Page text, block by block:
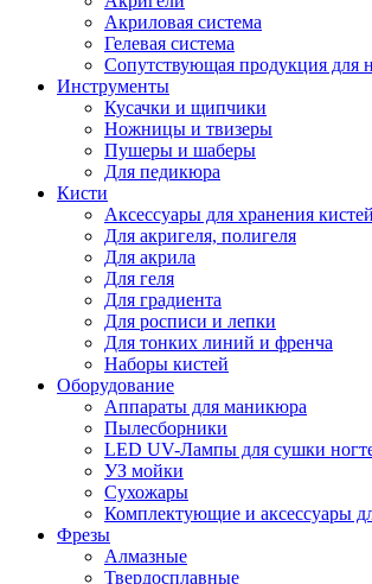
Акриловая система
Гелевая система
Сопутствующая продукция для
Инструменты
Кусачки и щипчики
Ножницы и твизеры
Пушеры и шаберы
Для педикюра
Кисти
Аксессуары для хранения кистей
Для акригеля, полигеля
Для акрила
Для геля
Для градиента
Для росписи и лепки
Для тонких линий и френча
Наборы кистей
Оборудование
Аппараты для маникюра
Пылесборники
LED UV-Лампы для сушки
УЗ мойки
Сухожары
Комплектующие и аксессуары
Фрезы
Алмазные
Твердосплавные